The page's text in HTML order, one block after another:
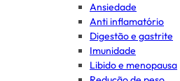
Ansiedade
Anti inflamatório
Digestão e gastrite
Imunidade
Libido e menopausa